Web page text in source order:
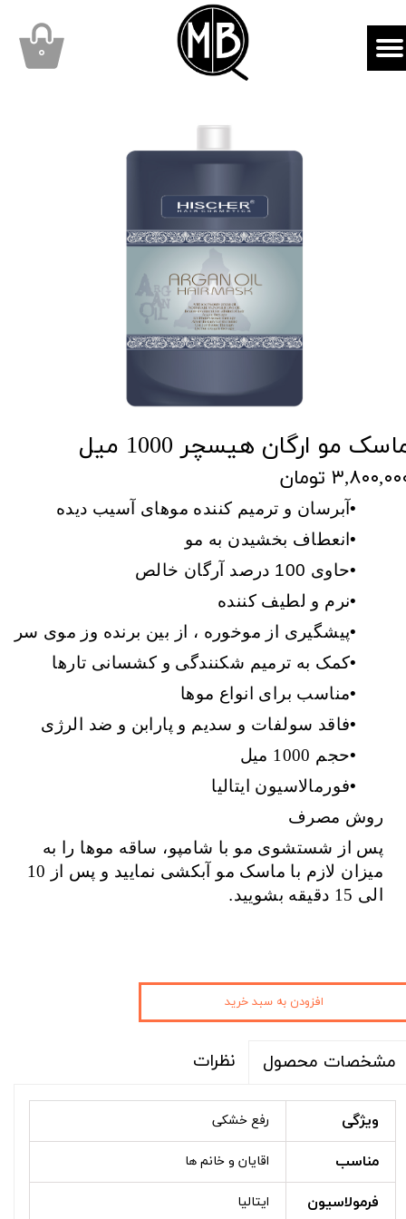
۰
مو ارگان هیسچر 1000 میل
تومان
•آبرسان و ترمیم کننده موهای آسیب دیده
•انعطاف بخشیدن به مو
•حاوی 100 درصد آرگان خالص
•نرم و لطیف کننده
•پیشگیری از موخوره ، از بین برنده وز موی سر
•کمک به ترمیم شکنندگی و کشسانی تارها
•مناسب برای انواع موها
•فاقد سولفات و سدیم و پارابن و ضد الرژی
•حجم 1000 میل
•فورمالاسیون ایتالیا
روش مصرف
پس از شستشوی مو با شامپو، ساقه موها را به
میزان لازم با ماسک مو آبکشی نمایید و پس از 10
الی 15
دقیقه بشویید.
افزودن به سبد خرید
مشخصات محصول نظرات
ویژگی رفع خشکی
مناسب اقایان و خانم ها
فرمولاسیون ایتالیا